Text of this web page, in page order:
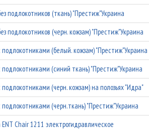
подлокотников (ткань) "Престиж"Украина
подлокотников (черн. кожзам) "Престиж"Украина
подлокотниками (белый. кожзам) "Престиж"Украина
подлокотниками (синий ткань) "Престиж"Украина
(черн. кожзам) на полозьях "Идра"
(черн.ткань) "Престиж"Украина
Chair 1211 электрогидравлическое